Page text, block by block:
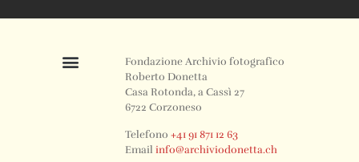
Fondazione Archivio fotografico
Roberto Donetta
Casa Rotonda, a Cassì 27
6722 Corzoneso
Telefono+41 91 871 12 63
Emailinfo@archiviodonetta.ch